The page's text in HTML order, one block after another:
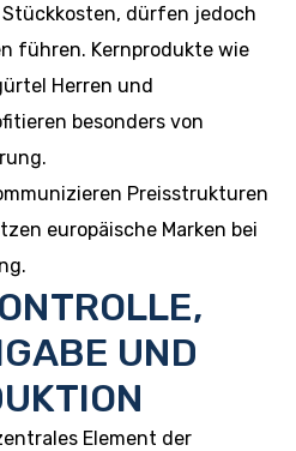
Stückkosten, dürfen jedoch
führen. Kernprodukte wie
Herren und
besonders von
Preisstrukturen
europäische Marken bei
UND
Element der